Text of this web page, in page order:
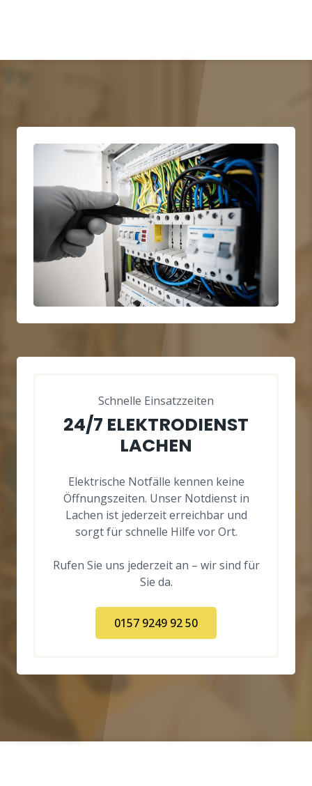
Schnelle Einsatzzeiten
24/7 ELEKTRODIENST
LACHEN
Elektrische Notfälle kennen keine
Öffnungszeiten. Unser Notdienst in
Lachen ist jederzeit erreichbar und
sorgt für schnelle Hilfe vor Ort.
Rufen Sie uns jederzeit an – wir sind für
Sie da.
0157 9249 92 50